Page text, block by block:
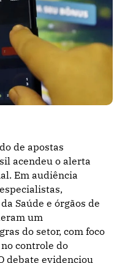
de apostas
acendeu o alerta
Em audiência
Saúde e órgãos de
um
do setor, com foco
controle do
debate evidenciou